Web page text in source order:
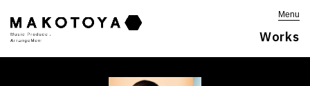
Menu
Works